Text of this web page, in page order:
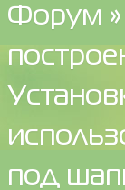
Форум »
под